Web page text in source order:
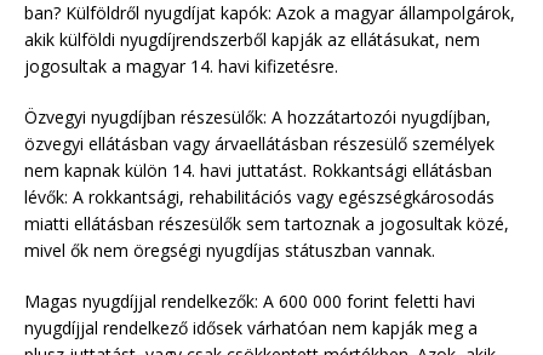
ban? Külföldről nyugdíjat kapók: Azok a magyar állampolgárok,
akik külföldi nyugdíjrendszerből kapják az ellátásukat, nem
jogosultak a magyar 14. havi kifizetésre.
Özvegyi nyugdíjban részesülők: A hozzátartozói nyugdíjban,
özvegyi ellátásban vagy árvaellátásban részesülő személyek
nem kapnak külön 14. havi juttatást. Rokkantsági ellátásban
lévők: A rokkantsági, rehabilitációs vagy egészségkárosodás
miatti ellátásban részesülők sem tartoznak a jogosultak közé,
mivel ők nem öregségi nyugdíjas státuszban vannak.
Magas nyugdíjjal rendelkezők: A 600 000 forint feletti havi
nyugdíjjal rendelkező idősek várhatóan nem kapják meg a